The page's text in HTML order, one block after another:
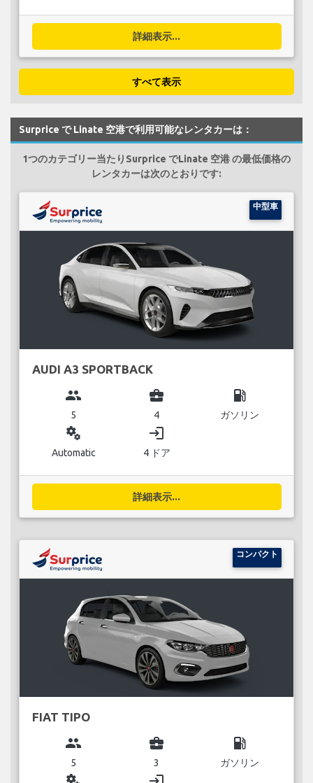
詳細表示...
すべて表示
Surprice で Linate 空港で利用可能なレンタカーは：
1つのカテゴリー当たりSurprice でLinate 空港 の最低価格の
レンタカーは次のとおりです:
中型車
AUDI A3 SPORTBACK
group
5
business_center
4
local_gas_station
ガソリン
miscellaneous_services
Automatic
login
4 ドア
詳細表示...
コンパクト
FIAT TIPO
group
5
business_center
3
local_gas_station
ガソリン